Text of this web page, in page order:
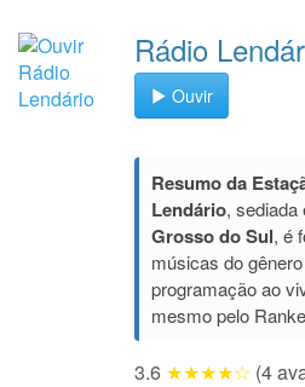
Rádio
Ouvir
Resumo da
Lendário, sediada
Grosso do Sul, é
músicas do gênero
programação ao
mesmo pelo
3.6 ★★★★☆ (4